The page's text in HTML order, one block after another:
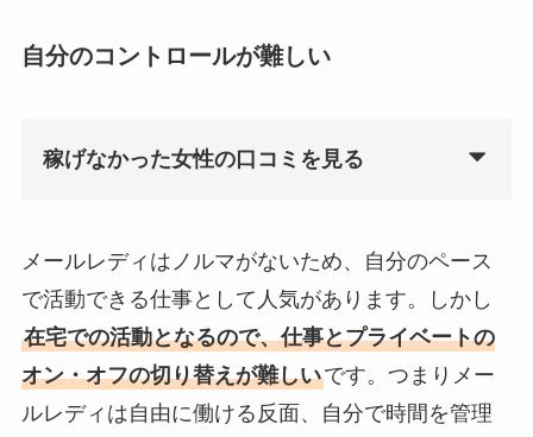
自分のコントロールが難しい
稼げなかった女性の口コミを見る
メールレディはノルマがないため、自分のペース
で活動できる仕事として人気があります。しかし
在宅での活動となるので、仕事とプライベートの
オン・オフの切り替えが難しいです。つまりメー
ルレディは自由に働ける反面、自分で時間を管理